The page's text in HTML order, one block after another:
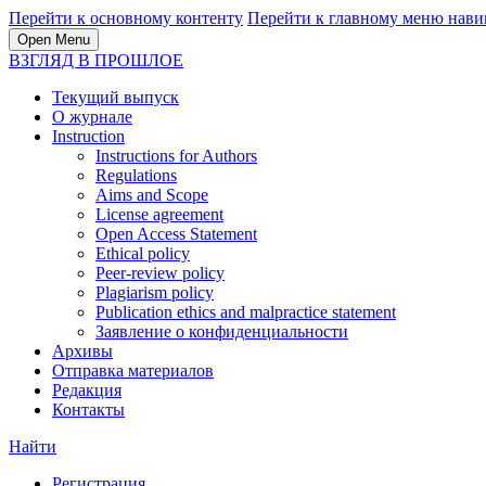
Перейти к основному контенту Перейти к главному меню
Open Menu
ВЗГЛЯД В ПРОШЛОЕ
Текущий выпуск
О журнале
Instruction
Instructions for Authors
Regulations
Aims and Scope
License agreement
Open Access Statement
Ethical policy
Peer-review policy
Plagiarism policy
Publication ethics and malpractice statement
Заявление о конфиденциальности
Архивы
Отправка материалов
Редакция
Контакты
Найти